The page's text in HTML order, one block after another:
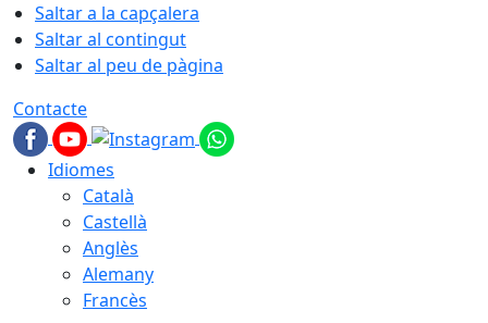
Saltar a la capçalera
Saltar al contingut
Saltar al peu de pàgina
Contacte
Idiomes
Català
Castellà
Anglès
Alemany
Francès